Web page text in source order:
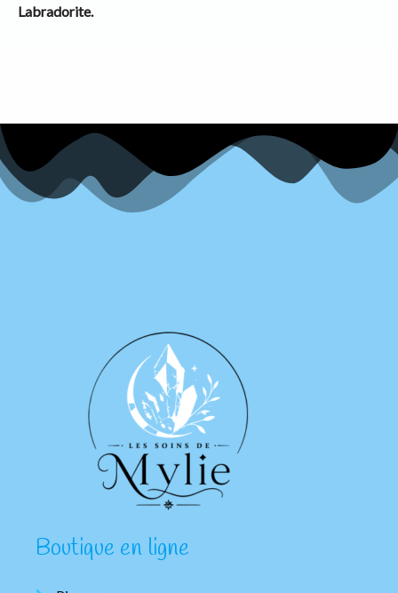
Labradorite.
Boutique en ligne